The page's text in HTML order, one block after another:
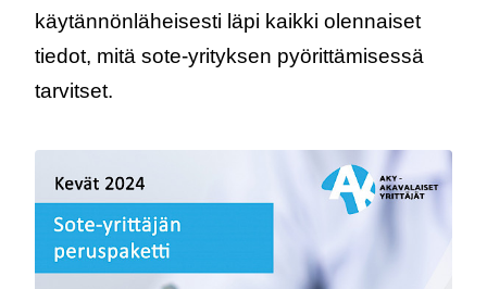
käytännönläheisesti läpi kaikki olennaiset
tiedot, mitä sote-yrityksen pyörittämisessä
tarvitset.